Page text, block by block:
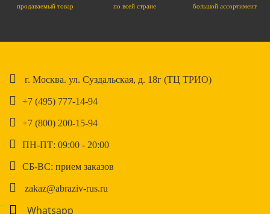
продаваемый товар
по всей стране
большой ассортимент
г. Москва. ул. Суздальская, д. 18г (ТЦ ТРИО)
+7 (495) 777-14-94
+7 (800) 200-15-94
ПН-ПТ: 09:00 - 20:00
СБ-ВС: прием заказов
zakaz@abraziv-rus.ru
Whatsapp